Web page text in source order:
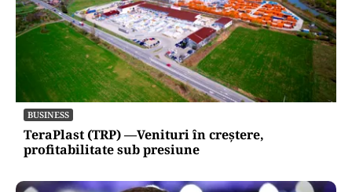
BUSINESS
TeraPlast (TRP) —Venituri în creștere,
profitabilitate sub presiune